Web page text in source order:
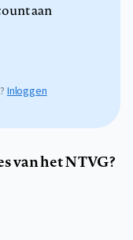
aan
Inloggen
van het NTVG?